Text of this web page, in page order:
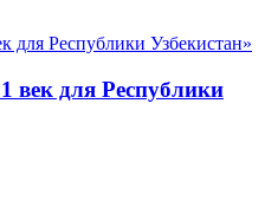
для Республики